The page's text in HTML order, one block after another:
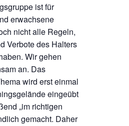
ist für
erwachsene
nicht alle Regeln,
Verbote des Halters
Wir gehen
an. Das
wird erst einmal
eingeübt
„im richtigen
gemacht. Daher